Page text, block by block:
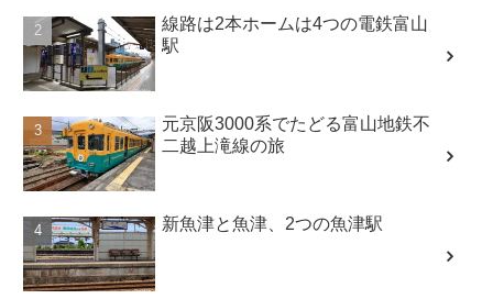
線路は2本ホームは4つの電鉄富山
駅
元京阪3000系でたどる富山地鉄不
二越上滝線の旅
新魚津と魚津、2つの魚津駅